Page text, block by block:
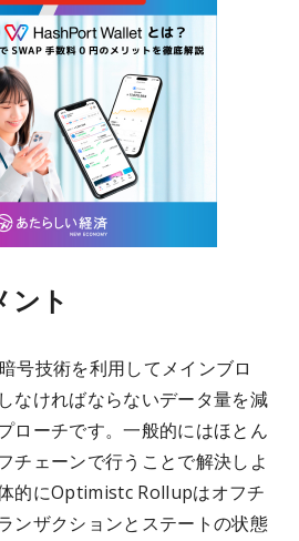
ント
号技術を利用してメインブロ
なければならないデータ量を減
ローチです。一般的にはほとん
チェーンで行うことで解決しよ
的にOptimistc Rollupはオフチ
ンザクションとステートの状態